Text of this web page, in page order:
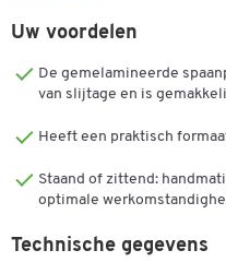
werkomgeving.
Belangrijke details:
Tafelblad: 25 mm
TÜV-gecertificeerd en
Stalen basisframe met
Kleur frame: lichtgrijs
Uw voordelen
De gemelamineerde
van slijtage en is
Heeft een praktisch
Staand of zittend:
optimale
Technische gegevens